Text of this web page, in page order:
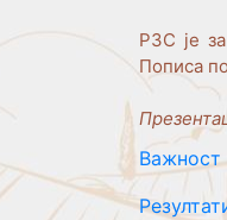
РЗС је
Пописа